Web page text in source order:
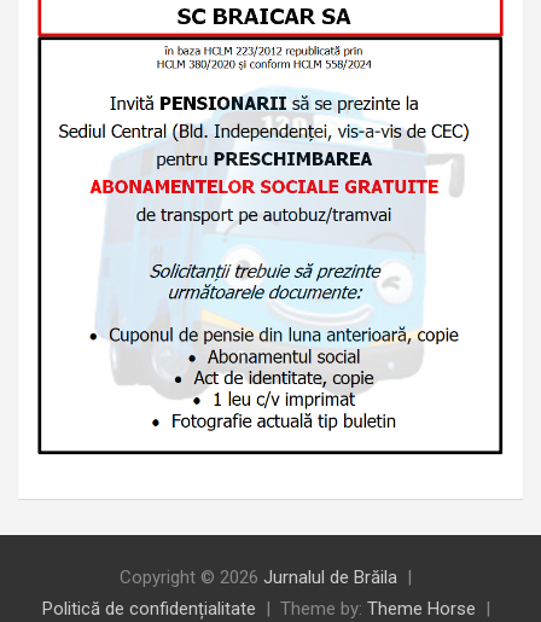
Copyright © 2026 Jurnalul de Brăila
Politică de confidențialitate
Theme by: Theme Horse